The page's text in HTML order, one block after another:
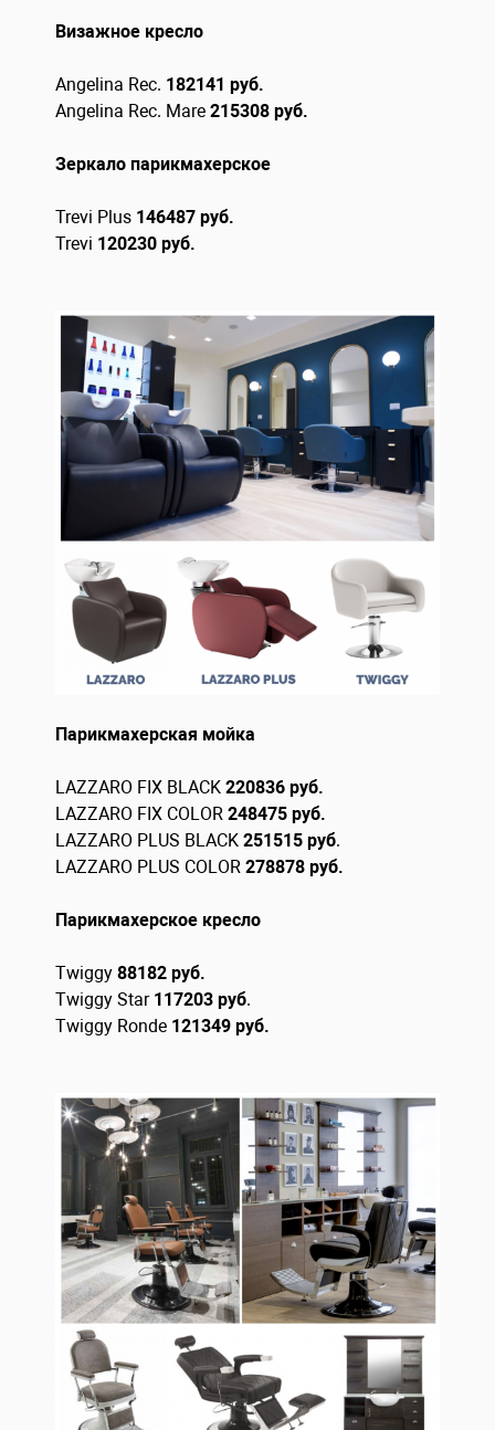
Визажное кресло
Angelina Rec. 182141 руб.
Angelina Rec. Mare 215308 руб.
Зеркало парикмахерское
Trevi Plus 146487 руб.
Trevi 120230 руб.
Парикмахерская мойка
LAZZARO FIX BLACK 220836 руб.
LAZZARO FIX COLOR 248475 руб.
LAZZARO PLUS BLACK 251515 руб.
LAZZARO PLUS COLOR 278878 руб.
Парикмахерское кресло
Twiggy 88182 руб.
Twiggy Star 117203 руб.
Twiggy Ronde 121349 руб.